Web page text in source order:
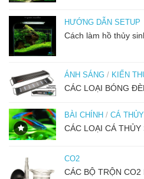
HƯỚNG DẪN SETUP
Cách làm hồ thủy
ÁNH SÁNG / KIẾN
CÁC LOẠI BÓNG
BÀI CHÍNH / CÁ
CÁC LOẠI CÁ THỦY
CO2
CÁC BỘ TRỘN